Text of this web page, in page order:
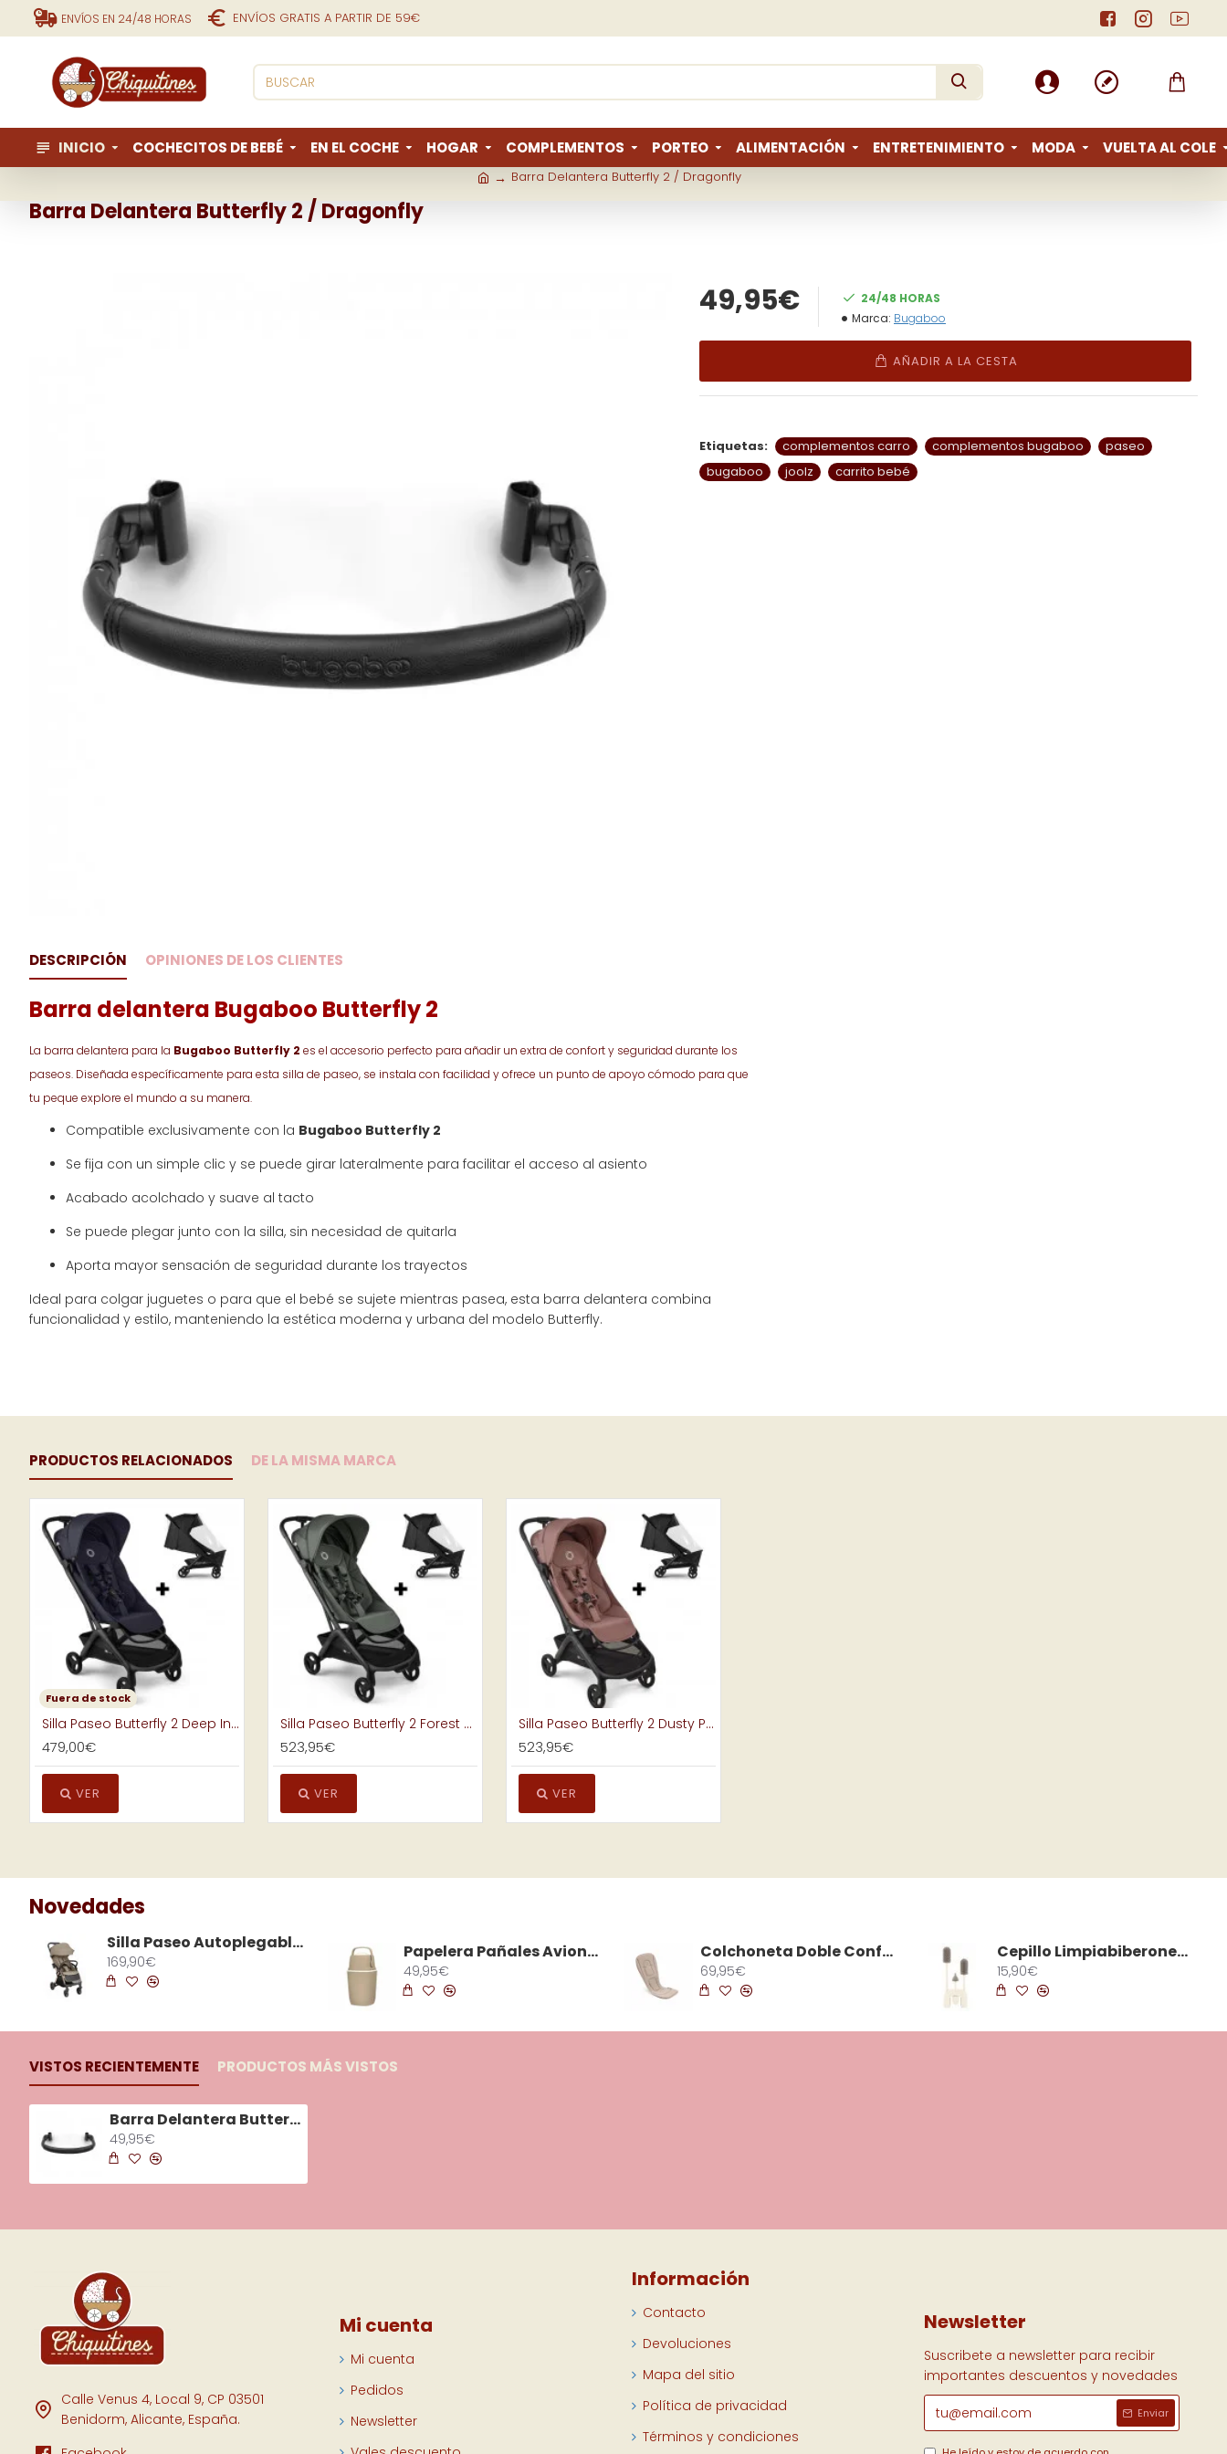
ENVÍOS EN 24/48 HORAS ENVÍOS GRATIS A PARTIR DE 59€
INICIO COCHECITOS DE BEBÉ EN EL COCHE HOGAR COMPLEMENTOS PORTEO ALIMENTACIÓN ENTRETENIMIENTO MODA VUELTA AL COLE
Barra Delantera Butterfly 2 / Dragonfly
Barra Delantera Butterfly 2 / Dragonfly
49,95€
24/48 HORAS
Marca: Bugaboo
AÑADIR A LA CESTA
Etiquetas: complementos carro complementos bugaboo
paseo
bugaboo
joolz carrito bebé
DESCRIPCIÓN OPINIONES DE LOS CLIENTES
Barra delantera Bugaboo Butterfly 2
La barra delantera para la Bugaboo Butterfly 2 es el accesorio perfecto para añadir un extra de confort y seguridad durante los
paseos. Diseñada específicamente para esta silla de paseo, se instala con facilidad y ofrece un punto de apoyo cómodo para que
tu peque explore el mundo a su manera.
Compatible exclusivamente con la Bugaboo Butterfly 2
Se fija con un simple clic y se puede girar lateralmente para facilitar el acceso al asiento
Acabado acolchado y suave al tacto
Se puede plegar junto con la silla, sin necesidad de quitarla
Aporta mayor sensación de seguridad durante los trayectos
Ideal para colgar juguetes o para que el bebé se sujete mientras pasea, esta barra delantera combina
funcionalidad y estilo, manteniendo la estética moderna y urbana del modelo Butterfly.
PRODUCTOS RELACIONADOS DE LA MISMA MARCA
Fuera de stock
Silla Paseo Butterfly 2 Deep Indigo
479,00€
VER
Silla Paseo Butterfly 2 Forest Green
523,95€
VER
Silla Paseo Butterfly 2 Dusty Pink
523,95€
VER
Novedades
Silla Paseo Autoplegable Eden Beige
169,90€ Papelera Pañales Avionaut Airwell Beige
49,95€
Colchoneta Doble Confort Desert Taupe Bugaboo
69,95€
Cepillo Limpiabiberones Silicona
15,90€
VISTOS RECIENTEMENTE PRODUCTOS MÁS VISTOS
Barra Delantera Butterfly 2 / Dragonfly
49,95€
Calle Venus 4, Local 9, CP 03501
Benidorm, Alicante, España.
Mi cuenta
Mi cuenta
Pedidos
Newsletter
Información
Contacto
Devoluciones
Mapa del sitio
Política de privacidad
Términos y condiciones
Newsletter
Suscribete a newsletter para recibir
importantes descuentos y novedades
Enviar